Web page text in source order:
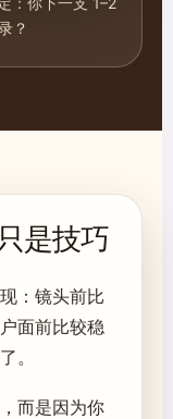
？
是技巧
：镜头前比
面前比较稳
。
而是因为你